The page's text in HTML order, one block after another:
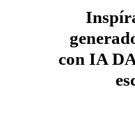
con IA